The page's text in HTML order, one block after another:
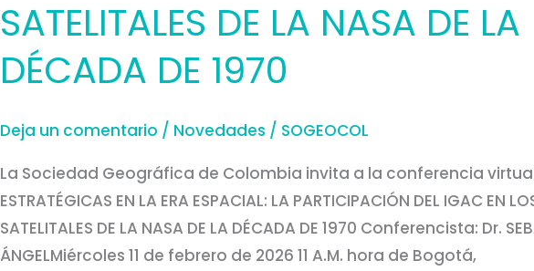
SATELITALES DE LA NASA DE LA
DÉCADA DE 1970
Deja un comentario / Novedades / SOGEOCOL
La Sociedad Geográfica de Colombia invita a la conferencia virtual:
ESTRATÉGICAS EN LA ERA ESPACIAL: LA PARTICIPACIÓN DEL IGAC EN
SATELITALES DE LA NASA DE LA DÉCADA DE 1970 Conferencista: Dr.
ÁNGELMiércoles 11 de febrero de 2026 11 A.M. hora de Bogotá,